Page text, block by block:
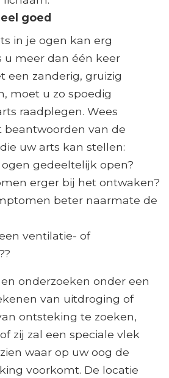
goed
in je ogen kan erg
u meer dan één keer
een zanderig, gruizig
moet u zo spoedig
raadplegen. Wees
beantwoorden van de
uw arts kan stellen:
gedeeltelijk open?
erger bij het ontwaken?
beter naarmate de
ventilatie- of
onderzoeken onder een
van uitdroging of
ontsteking te zoeken,
zij zal een speciale vlek
waar op uw oog de
voorkomt. De locatie